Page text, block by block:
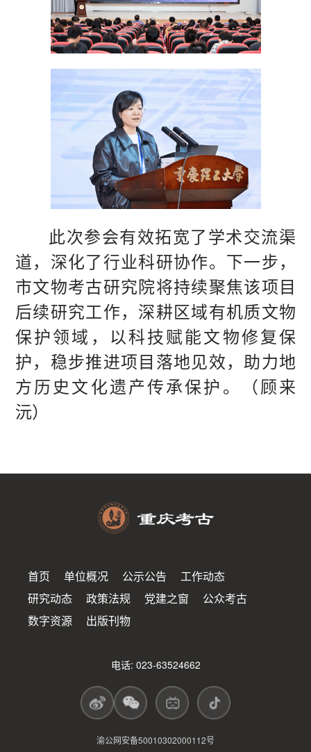
此次参会有效拓宽了学术交流渠
道，深化了行业科研协作。下一步，
市文物考古研究院将持续聚焦该项目
后续研究工作，深耕区域有机质文物
保护领域，以科技赋能文物修复保
护，稳步推进项目落地见效，助力地
方历史文化遗产传承保护。（顾来
沅）
首页 单位概况 公示公告
工作动态
研究动态
政策法规 党建之窗
公众考古
数字资源
出版刊物
电话: 023-63524662
渝公网安备50010302000112号